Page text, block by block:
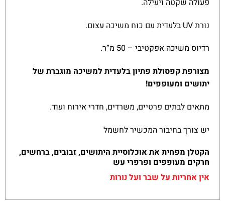
נורת UV בלעדית עם כוח משיכה עצום.
רדיוס משיכה אפקטיבי – 50 מ”ר.
מצורפת קפסולת פתיון בלעדית למשיכה מוגברת של
יתושים ומעופפים!
מתאים לבתים פרטיים, משרדים, חדרי אירוח ועוד.
יש צורך בחיבור המכשיר לחשמל
הקטלן מפחית את אוכלוסיית היתושים, זבובים, ברחשים,
חרקים מעופפים ופרפרי עש
אין אחריות על שבר ועל נורות